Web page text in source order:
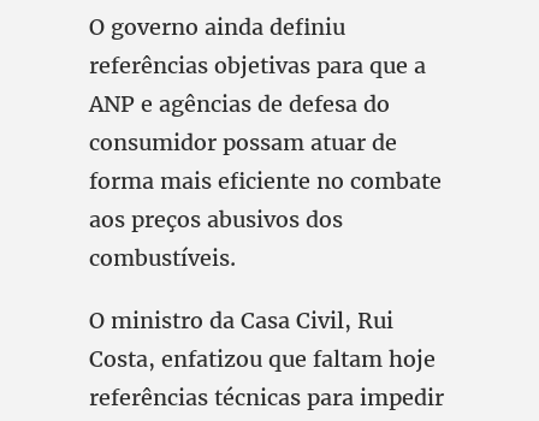
O governo ainda definiu
referências objetivas para que a
ANP e agências de defesa do
consumidor possam atuar de
forma mais eficiente no combate
aos preços abusivos dos
combustíveis.
O ministro da Casa Civil, Rui
Costa, enfatizou que faltam hoje
referências técnicas para impedir